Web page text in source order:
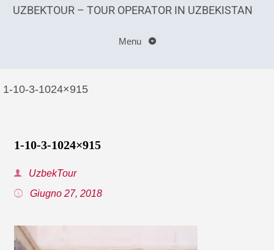
UZBEKTOUR – TOUR OPERATOR IN UZBEKISTAN
Menu
1-10-3-1024×915
1-10-3-1024×915
UzbekTour
Giugno 27, 2018